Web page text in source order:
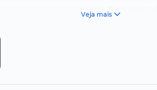
Residência
Veja mais